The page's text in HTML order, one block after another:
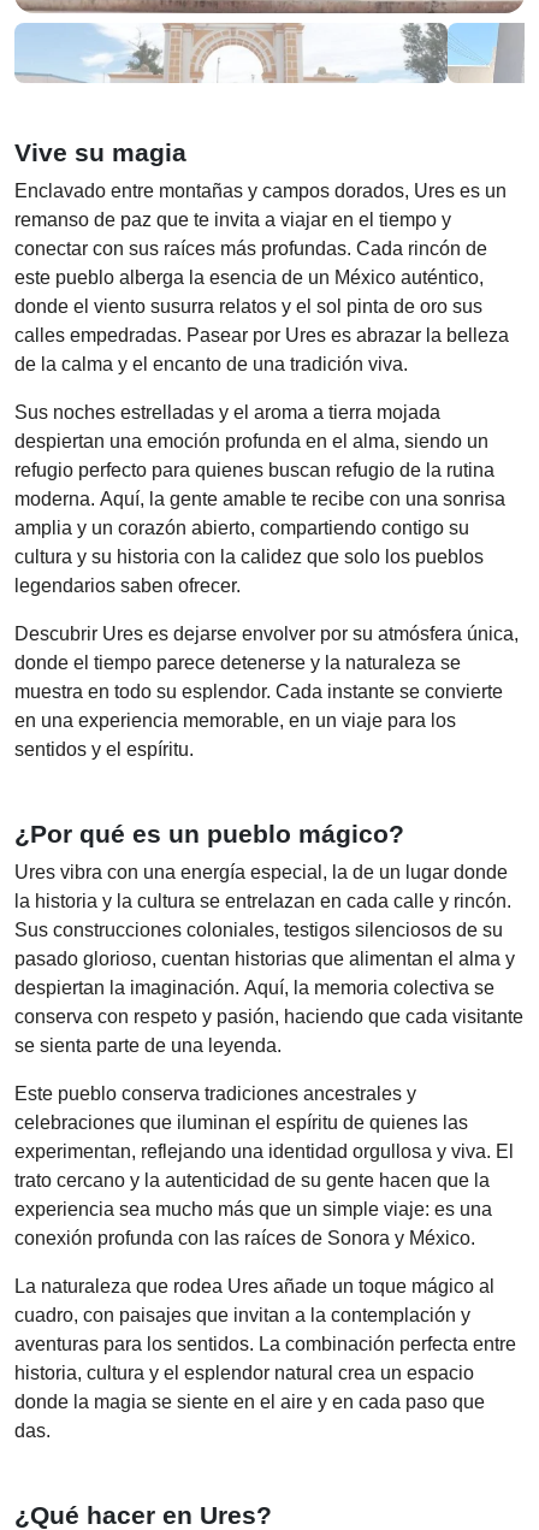
Vive su magia
Enclavado entre montañas y campos dorados, Ures es un
remanso de paz que te invita a viajar en el tiempo y
conectar con sus raíces más profundas. Cada rincón de
este pueblo alberga la esencia de un México auténtico,
donde el viento susurra relatos y el sol pinta de oro sus
calles empedradas. Pasear por Ures es abrazar la belleza
de la calma y el encanto de una tradición viva.
Sus noches estrelladas y el aroma a tierra mojada
despiertan una emoción profunda en el alma, siendo un
refugio perfecto para quienes buscan refugio de la rutina
moderna. Aquí, la gente amable te recibe con una sonrisa
amplia y un corazón abierto, compartiendo contigo su
cultura y su historia con la calidez que solo los pueblos
legendarios saben ofrecer.
Descubrir Ures es dejarse envolver por su atmósfera única,
donde el tiempo parece detenerse y la naturaleza se
muestra en todo su esplendor. Cada instante se convierte
en una experiencia memorable, en un viaje para los
sentidos y el espíritu.
¿Por qué es un pueblo mágico?
Ures vibra con una energía especial, la de un lugar donde
la historia y la cultura se entrelazan en cada calle y rincón.
Sus construcciones coloniales, testigos silenciosos de su
pasado glorioso, cuentan historias que alimentan el alma y
despiertan la imaginación. Aquí, la memoria colectiva se
conserva con respeto y pasión, haciendo que cada visitante
se sienta parte de una leyenda.
Este pueblo conserva tradiciones ancestrales y
celebraciones que iluminan el espíritu de quienes las
experimentan, reflejando una identidad orgullosa y viva. El
trato cercano y la autenticidad de su gente hacen que la
experiencia sea mucho más que un simple viaje: es una
conexión profunda con las raíces de Sonora y México.
La naturaleza que rodea Ures añade un toque mágico al
cuadro, con paisajes que invitan a la contemplación y
aventuras para los sentidos. La combinación perfecta entre
historia, cultura y el esplendor natural crea un espacio
donde la magia se siente en el aire y en cada paso que
das.
¿Qué hacer en Ures?